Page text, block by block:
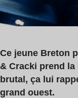
Ce jeune Breton
& Cracki prend
brutal, ça lui
grand ouest.